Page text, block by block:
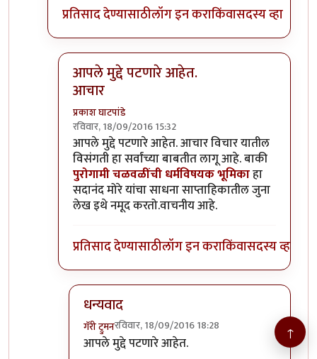
प्रतिसाद देण्यासाठीलॉग इन कराकिंवासदस्य व्हा
आपले मुद्दे पटणारे आहेत.
आचार
प्रकाश घाटपांडे
रविवार, 18/09/2016 15:32
In reply toवेल...byगॅरी ट्रुमन
आपले मुद्दे पटणारे आहेत. आचार विचार यातील
विसंगती हा सर्वांच्या बाबतीत लागू आहे. बाकी
पुरोगामी चळवळींची धर्मविषयक भूमिकाहा
सदानंद मोरे यांचा साधना साप्ताहिकातील जुना
लेख इथे नमूद करतो.वाचनीय आहे.
प्रतिसाद देण्यासाठीलॉग इन कराकिंवासदस्य व्हा
धन्यवाद
गॅरी ट्रुमनरविवार, 18/09/2016 18:28
In reply toआपले मुद्दे पटणारे आहेत. आचार by
आपले मुद्दे पटणारे आहेत.
↑